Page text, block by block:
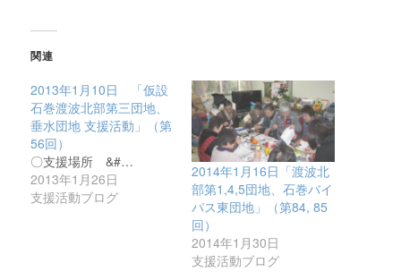
関連
2013年1月10日 「仮設
石巻渡波北部第三団地、
垂水団地 支援活動」（第
56回）
〇支援場所 &#…
2013年1月26日
支援活動ブログ
2014年1月16日「渡波北
部第1,4,5団地、石巻バイ
パス東団地」（第84, 85
回）
2014年1月30日
支援活動ブログ